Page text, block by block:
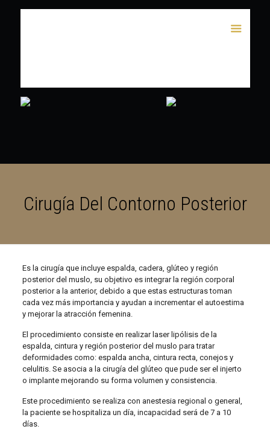
Cirugía Del Contorno Posterior
Es la cirugía que incluye espalda, cadera, glúteo y región
posterior del muslo, su objetivo es integrar la región corporal
posterior a la anterior, debido a que estas estructuras toman
cada vez más importancia y ayudan a incrementar el autoestima
y mejorar la atracción femenina.
El procedimiento consiste en realizar laser lipólisis de la
espalda, cintura y región posterior del muslo para tratar
deformidades como: espalda ancha, cintura recta, conejos y
celulitis. Se asocia a la cirugía del glúteo que pude ser el injerto
o implante mejorando su forma volumen y consistencia.
Este procedimiento se realiza con anestesia regional o general,
la paciente se hospitaliza un día, incapacidad será de 7 a 10
días.